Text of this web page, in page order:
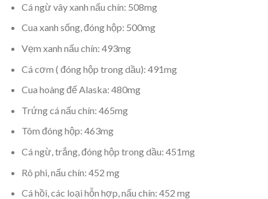
Cá ngừ vây xanh nấu chín: 508mg
Cua xanh sống, đóng hộp: 500mg
Vẹm xanh nấu chín: 493mg
Cá cơm ( đóng hộp trong dầu): 491mg
Cua hoàng đế Alaska: 480mg
Trứng cá nấu chín: 465mg
Tôm đóng hộp: 463mg
Cá ngừ, trắng, đóng hộp trong dầu: 451mg
Rô phi, nấu chín: 452 mg
Cá hồi, các loại hỗn hợp, nấu chín: 452 mg